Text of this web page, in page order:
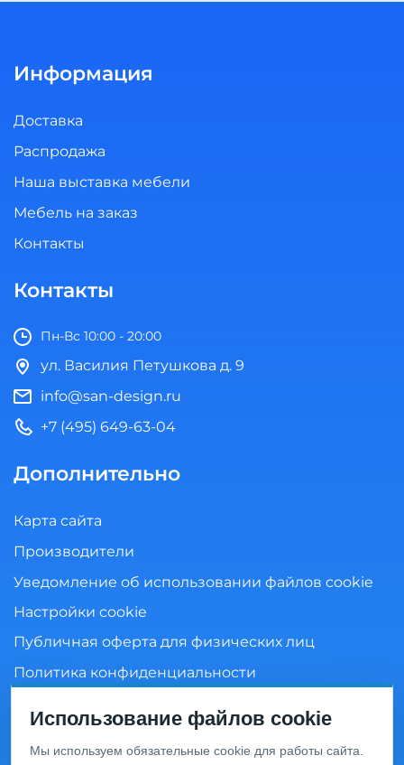
Информация
Доставка
Распродажа
Наша выставка мебели
Мебель на заказ
Контакты
Контакты
Пн-Вс 10:00 - 20:00
ул. Василия Петушкова д. 9
info@san-design.ru
+7 (495) 649-63-04
Дополнительно
Карта сайта
Производители
Уведомление об использовании файлов cookie
Настройки cookie
Публичная оферта для физических лиц
Политика конфиденциальности
Использование файлов cookie
Мы используем обязательные cookie для работы сайта.